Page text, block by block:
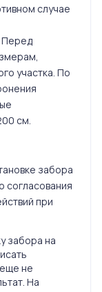
случае
Перед
участка. По
см.
забора
согласования
при
забора на
не
На